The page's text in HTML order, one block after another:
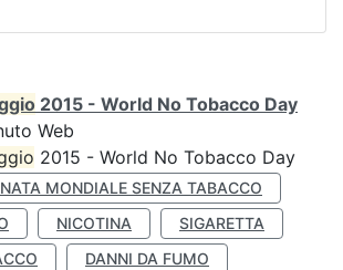
2015 - World No Tobacco Day
Web
2015 - World No Tobacco Day
MONDIALE SENZA TABACCO
NICOTINA
SIGARETTA
DANNI DA FUMO